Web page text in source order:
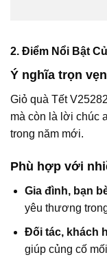
2. Điểm Nổi Bật
Ý nghĩa trọn
Giỏ quà Tết
mà còn là lời chúc
trong năm mới.
Phù hợp với
Gia đình, bạn
yêu thương
Đối tác, khách
giúp củng cố